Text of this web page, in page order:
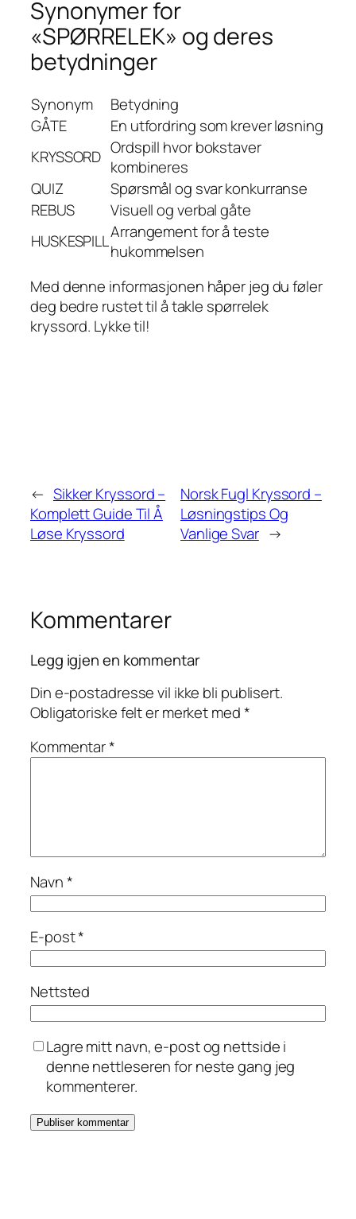
Synonymer for
«SPØRRELEK» og deres
betydninger
Synonym
Betydning
GÅTE
En utfordring som krever løsning
KRYSSORD Ordspill hvor bokstaver
kombineres
QUIZ
Spørsmål og svar konkurranse
REBUS
Visuell og verbal gåte
HUSKESPILLArrangement for å teste
hukommelsen
Med denne informasjonen håper jeg du føler
deg bedre rustet til å takle spørrelek
kryssord. Lykke til!
← Sikker Kryssord –
Komplett Guide Til Å
Løse Kryssord
Norsk Fugl Kryssord –
Løsningstips Og
Vanlige Svar →
Kommentarer
Legg igjen en kommentar
Din e-postadresse vil ikke bli publisert.
Obligatoriske felt er merket med*
Kommentar*
Navn*
E-post*
Nettsted
Lagre mitt navn, e-post og nettside i
denne nettleseren for neste gang jeg
kommenterer.